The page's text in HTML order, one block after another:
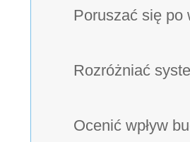
Poruszać się po
Rozróżniać
Ocenić wpływ